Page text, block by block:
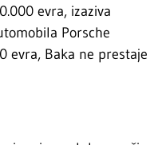
evra, izaziva
Porsche
evra, Baka ne prestaje